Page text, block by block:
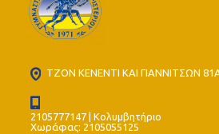
ΤΖΟΝ ΚΕΝΕΝΤΙ ΚΑΙ ΓΙΑΝΝΙΤΣΩΝ
2105777147 | Κολυμβητήριο
Χωράφας: 2105055125